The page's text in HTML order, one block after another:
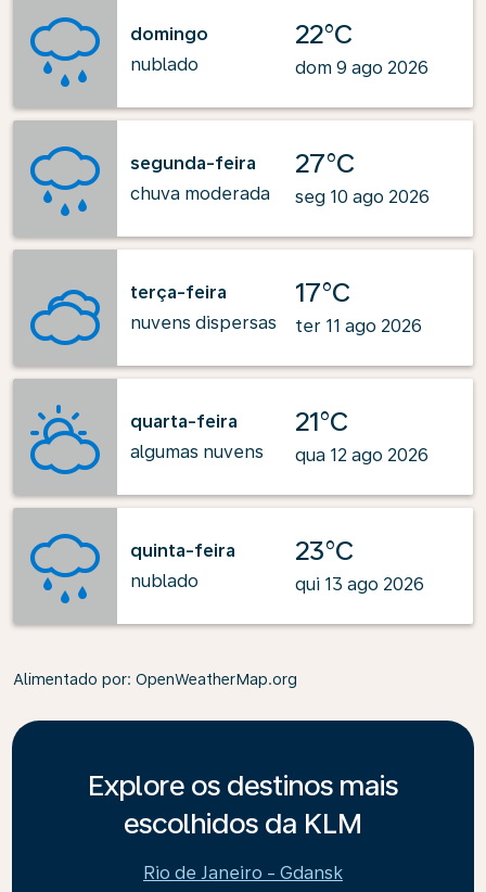
domingo
nublado
22°C
dom 9 ago 2026
segunda-feira
chuva moderada
27°C
seg 10 ago 2026
terça-feira
nuvens dispersas
17°C
ter 11 ago 2026
quarta-feira
algumas nuvens
21°C
qua 12 ago 2026
quinta-feira
nublado
23°C
qui 13 ago 2026
Alimentado por: OpenWeatherMap.org
Explore os destinos mais
escolhidos da KLM
Rio de Janeiro - Gdansk